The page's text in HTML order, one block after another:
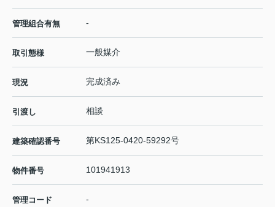
管理組合有無 -
取引態様 一般媒介
現況 完成済み
引渡し 相談
建築確認番号 第KS125-0420-59292号
物件番号 101941913
管理コード -